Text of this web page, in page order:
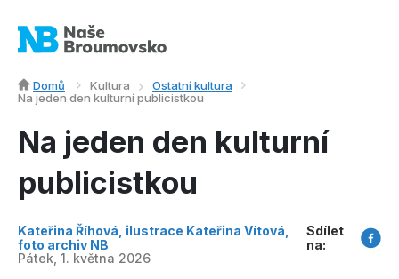
Domů Kultura
Ostatní kultura
Na jeden den kulturní publicistkou
Na jeden den kulturní
publicistkou
Kateřina Říhová, ilustrace Kateřina Vítová,
foto archiv NB
Pátek, 1. května 2026
Sdílet
na: